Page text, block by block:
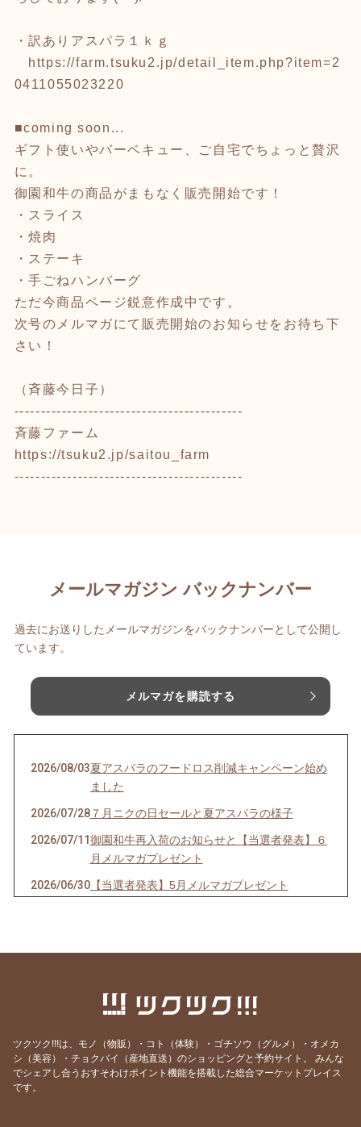
・訳ありアスパラ１ｋｇ
https://farm.tsuku2.jp/detail_item.php?item=2
0411055023220
■coming soon...
ギフト使いやバーベキュー、ご自宅でちょっと贅沢
に。
御園和牛の商品がまもなく販売開始です！
・スライス
・焼肉
・ステーキ
・手ごねハンバーグ
ただ今商品ページ鋭意作成中です。
次号のメルマガにて販売開始のお知らせをお待ち下
さい！
（斉藤今日子）
-------------------------------------------
斉藤ファーム
https://tsuku2.jp/saitou_farm
-------------------------------------------
メールマガジン バックナンバー
過去にお送りしたメールマガジンをバックナンバーとして公開し
ています。
メルマガを購読する
2026/08/03夏アスパラのフードロス削減キャンペーン始め
ました
2026/07/28７月ニクの日セールと夏アスパラの様子
2026/07/11御園和牛再入荷のお知らせと【当選者発表】６
月メルマガプレゼント
2026/06/30【当選者発表】5月メルマガプレゼント
2026/06/13今年の父の日は6月21日。御園和牛ギフトおす
５月のニクの日セール、本日開始！と春アスパ
2026/05/10【当選者発表】４月メルマガプレゼントと訳あ
りアスパラ再販のお知らせ
2026/05/02
ツクツク!!!は、モノ（物販）・コト（体験）・ゴチソウ（グルメ）・オメカ
シ（美容）・チョクバイ（産地直送）のショッピングと予約サイト。
みんな
でシェアし合うおすそわけポイント機能を搭載した総合マーケットプレイス
です。